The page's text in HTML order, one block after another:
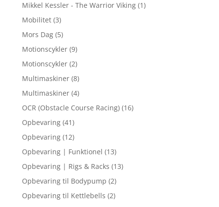
Mikkel Kessler - The Warrior Viking (1)
Mobilitet (3)
Mors Dag (5)
Motionscykler (9)
Motionscykler (2)
Multimaskiner (8)
Multimaskiner (4)
OCR (Obstacle Course Racing) (16)
Opbevaring (41)
Opbevaring (12)
Opbevaring | Funktionel (13)
Opbevaring | Rigs & Racks (13)
Opbevaring til Bodypump (2)
Opbevaring til Kettlebells (2)